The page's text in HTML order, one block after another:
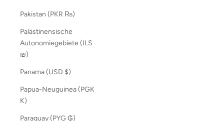
Pakistan (PKR ₨)
Palästinensische
Autonomiegebiete (ILS
₪)
Panama (USD $)
Papua-Neuguinea (PGK
K)
Paraguay (PYG ₲)